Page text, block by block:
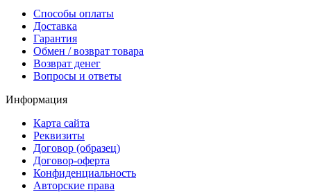
Способы оплаты
Доставка
Гарантия
Обмен / возврат товара
Возврат денег
Вопросы и ответы
Информация
Карта сайта
Реквизиты
Договор (образец)
Договор-оферта
Конфиденциальность
Авторские права